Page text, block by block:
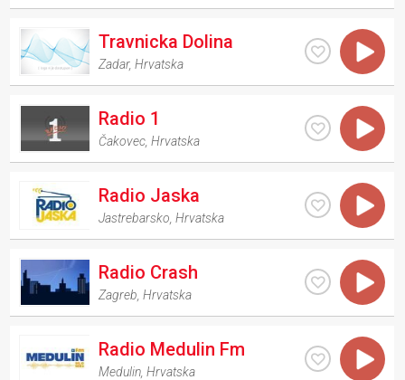
Travnicka Dolina
Zadar,Hrvatska
Radio 1
Čakovec ,Hrvatska
Radio Jaska
Jastrebarsko ,Hrvatska
Radio Crash
Zagreb ,Hrvatska
Radio Medulin Fm
Medulin ,Hrvatska